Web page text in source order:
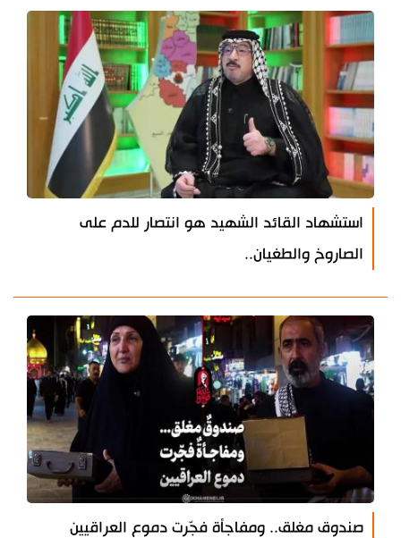
استشهاد القائد الشهيد هو انتصار للدم على
الصاروخ والطغيان..
صندوق مغلق.. ومفاجأة فجّرت دموع العراقيين